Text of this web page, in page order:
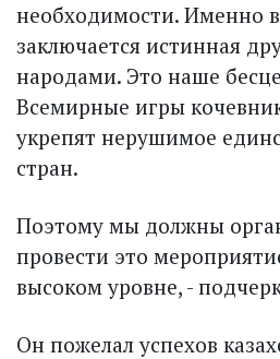
необходимости. Именно
заключается истинная
народами. Это наше
Всемирные игры
укрепят нерушимое
стран.
Поэтому мы должны
провести это
высоком уровне, -
Он пожелал успехов